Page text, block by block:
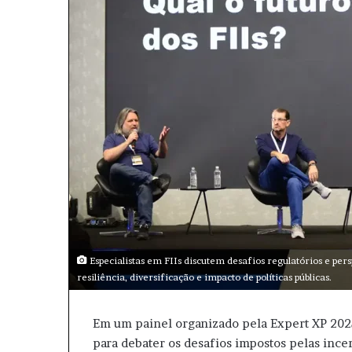
a
Especialistas em FIIs discutem desafios regulatórios e
resiliência, diversificação e impacto de políticas públicas.
Em um painel organizado pela Expert XP
para debater os desafios impostos pelas